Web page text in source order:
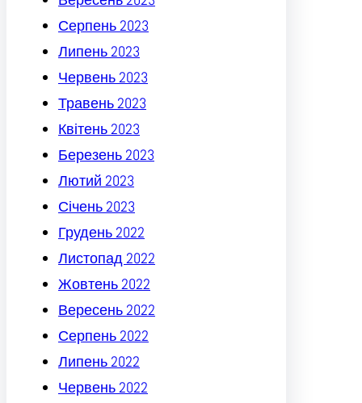
Серпень 2023
Липень 2023
Червень 2023
Травень 2023
Квітень 2023
Березень 2023
Лютий 2023
Січень 2023
Грудень 2022
Листопад 2022
Жовтень 2022
Вересень 2022
Серпень 2022
Липень 2022
Червень 2022